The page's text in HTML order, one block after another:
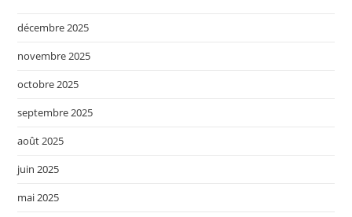
décembre 2025
novembre 2025
octobre 2025
septembre 2025
août 2025
juin 2025
mai 2025